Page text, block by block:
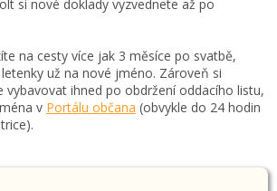
si nové doklady vyzvednete až po
na cesty více jak 3 měsíce po svatbě,
už na nové jméno. Zároveň si
vybavovat ihned po obdržení oddacího listu,
v Portálu občana (obvykle do 24 hodin